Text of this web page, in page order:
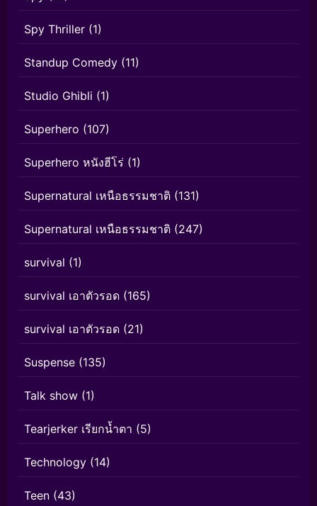
Spy Thriller (1)
Standup Comedy (11)
Studio Ghibli (1)
Superhero (107)
Superhero หนังฮีโร่ (1)
Supernatural เหนือธรรมชาติ (131)
Supernatural เหนือธรรมชาติ (247)
survival (1)
survival เอาตัวรอด (165)
survival เอาตัวรอด (21)
Suspense (135)
Talk show (1)
Tearjerker เรียกน้ำตา (5)
Technology (14)
Teen (43)